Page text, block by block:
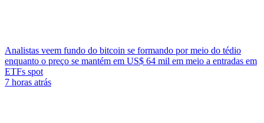
Analistas veem fundo do bitcoin se formando por meio do tédio
enquanto o preço se mantém em US$ 64 mil em meio a entradas em
ETFs spot
7 horas atrás